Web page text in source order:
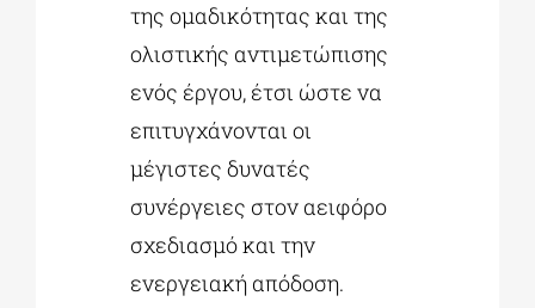
της ομαδικότητας και της
ολιστικής αντιμετώπισης
ενός έργου, έτσι ώστε να
επιτυγχάνονται οι
μέγιστες δυνατές
συνέργειες στον αειφόρο
σχεδιασμό και την
ενεργειακή απόδοση.